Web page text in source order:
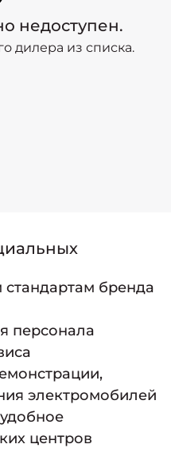
с.1
недоступен.
дилера из списка.
стандартам бренда
персонала
электромобилей
центров